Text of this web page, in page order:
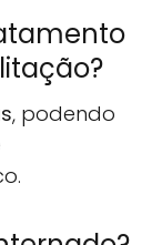
, podendo